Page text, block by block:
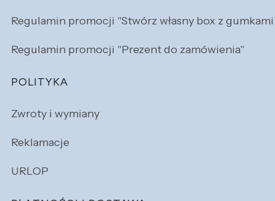
Regulamin promocji "Stwórz własny box z
Regulamin promocji "Prezent do zamówienia"
POLITYKA
Zwroty i wymiany
Reklamacje
URLOP